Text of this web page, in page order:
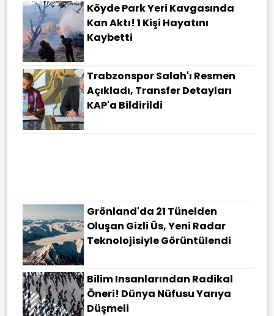
Köyde Park Yeri Kavgasında
Kan Aktı! 1 Kişi Hayatını
Kaybetti
Trabzonspor Salah'ı Resmen
Açıkladı, Transfer Detayları
KAP'a Bildirildi
Grönland'da 21 Tünelden
Oluşan Gizli Üs, Yeni Radar
Teknolojisiyle Görüntülendi
Bilim Insanlarından Radikal
Öneri! Dünya Nüfusu Yarıya
Düşmeli